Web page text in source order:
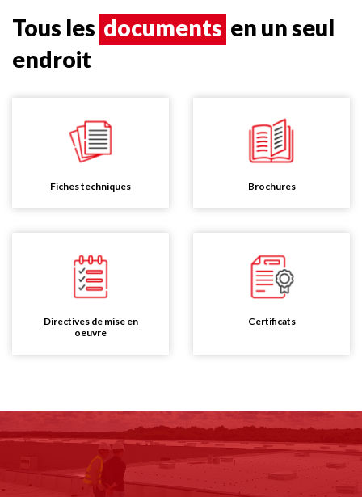
Tous les documents en un seul
endroit
Fiches techniques Brochures
Directives de mise en
oeuvre
Certificats